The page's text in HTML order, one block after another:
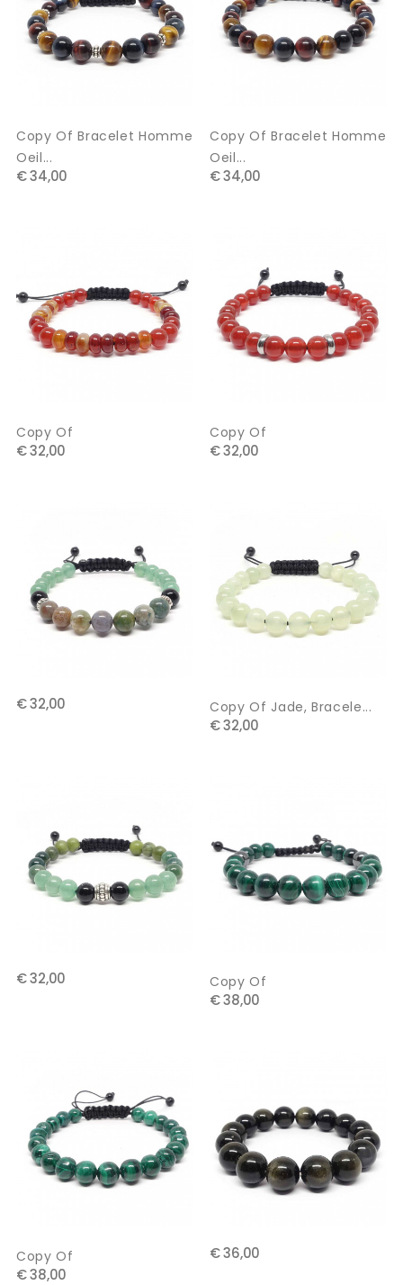
Copy Of Bracelet Homme
Oeil...
€ 34,00
Copy Of Bracelet Homme
Oeil...
€ 34,00
Copy Of
€ 32,00
Copy Of
€ 32,00
€ 32,00 Copy Of Jade, Bracele...
€ 32,00
€ 32,00 Copy Of
€ 38,00
Copy Of
€ 38,00
€ 36,00